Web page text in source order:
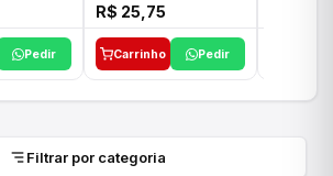
Pedir
R$ 25,75
Carrinho Pedir
Filtrar por categoria